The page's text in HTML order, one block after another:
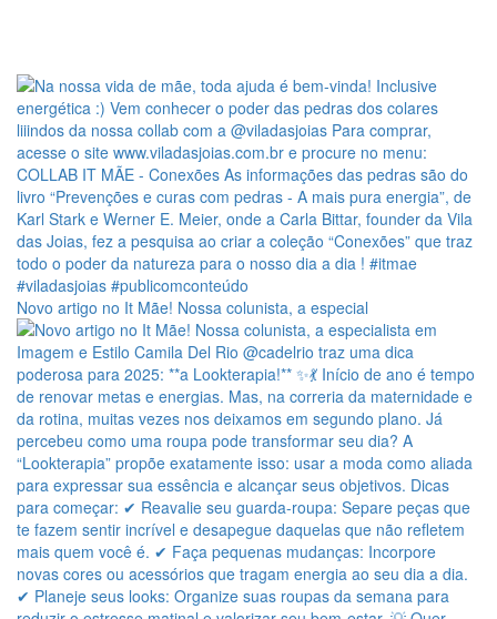
Novo artigo no It Mãe! Nossa colunista, a especial